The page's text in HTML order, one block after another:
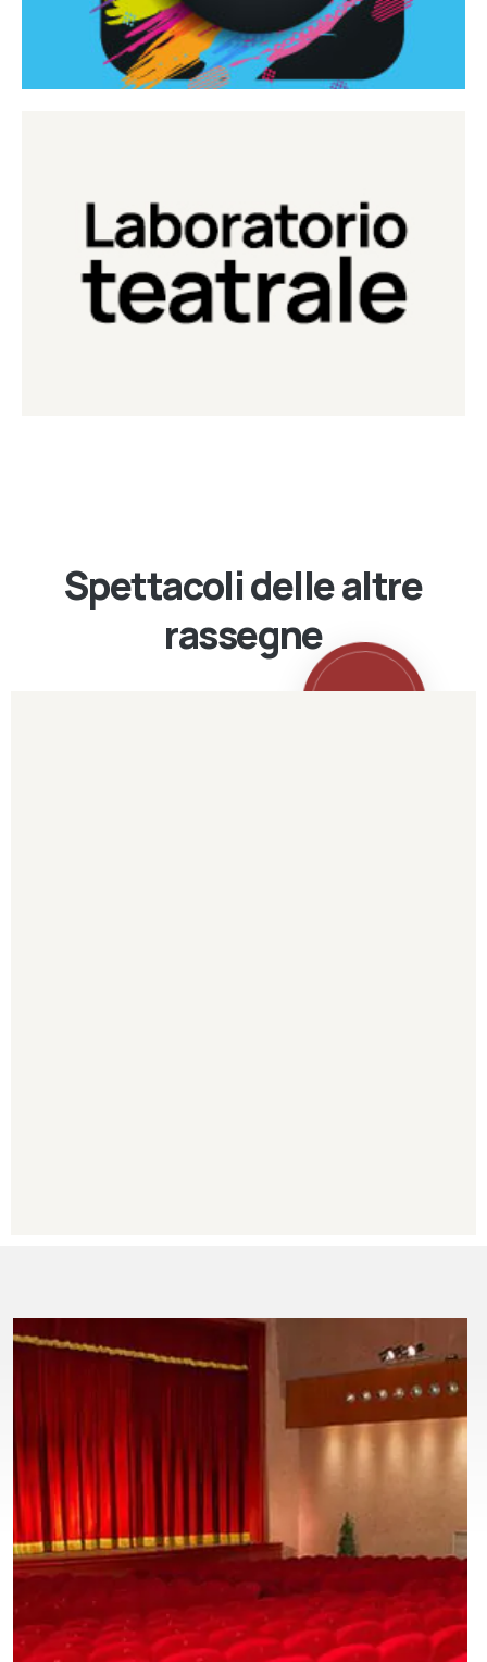
Laboratorio Teatrale
Laboratorio di teatro del Teatro Eduardo de Filippo
Continua
Spettacoli delle altre
rassegne